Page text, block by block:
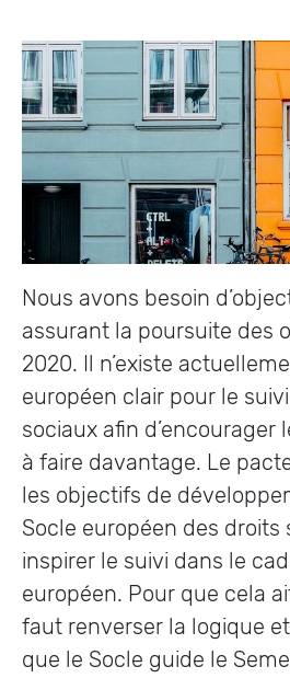
Nous avons besoin
assurant la poursuite des
2020. Il n’existe
européen clair pour le
sociaux afin d’encourager
à faire davantage. Le
les objectifs de
Socle européen des droits
inspirer le suivi dans le
européen. Pour que cela
faut renverser la logique
que le Socle guide le